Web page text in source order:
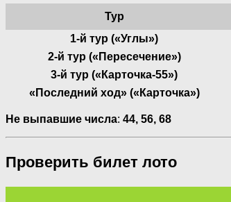
Тур
1-й тур («Углы»)
2-й тур («Пересечение»)
3-й тур («Карточка-55»)
«Последний ход» («Карточка»)
Не выпавшие числа: 44, 56, 68
Проверить билет лото